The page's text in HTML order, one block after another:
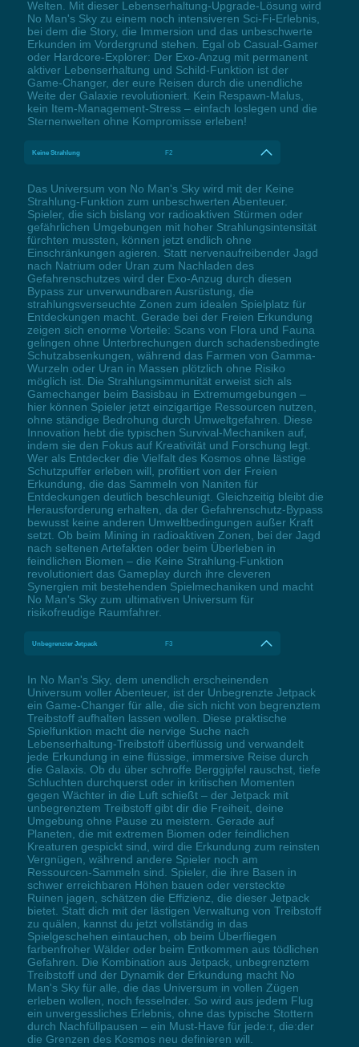
Welten. Mit dieser Lebenserhaltung-Upgrade-Lösung wird
No Man's Sky zu einem noch intensiveren Sci-Fi-Erlebnis,
bei dem die Story, die Immersion und das unbeschwerte
Erkunden im Vordergrund stehen. Egal ob Casual-Gamer
oder Hardcore-Explorer: Der Exo-Anzug mit permanent
aktiver Lebenserhaltung und Schild-Funktion ist der
Game-Changer, der eure Reisen durch die unendliche
Weite der Galaxie revolutioniert. Kein Respawn-Malus,
kein Item-Management-Stress – einfach loslegen und die
Sternenwelten ohne Kompromisse erleben!
Keine Strahlung F2
Das Universum von No Man's Sky wird mit der Keine
Strahlung-Funktion zum unbeschwerten Abenteuer.
Spieler, die sich bislang vor radioaktiven Stürmen oder
gefährlichen Umgebungen mit hoher Strahlungsintensität
fürchten mussten, können jetzt endlich ohne
Einschränkungen agieren. Statt nervenaufreibender Jagd
nach Natrium oder Uran zum Nachladen des
Gefahrenschutzes wird der Exo-Anzug durch diesen
Bypass zur unverwundbaren Ausrüstung, die
strahlungsverseuchte Zonen zum idealen Spielplatz für
Entdeckungen macht. Gerade bei der Freien Erkundung
zeigen sich enorme Vorteile: Scans von Flora und Fauna
gelingen ohne Unterbrechungen durch schadensbedingte
Schutzabsenkungen, während das Farmen von Gamma-
Wurzeln oder Uran in Massen plötzlich ohne Risiko
möglich ist. Die Strahlungsimmunität erweist sich als
Gamechanger beim Basisbau in Extremumgebungen –
hier können Spieler jetzt einzigartige Ressourcen nutzen,
ohne ständige Bedrohung durch Umweltgefahren. Diese
Innovation hebt die typischen Survival-Mechaniken auf,
indem sie den Fokus auf Kreativität und Forschung legt.
Wer als Entdecker die Vielfalt des Kosmos ohne lästige
Schutzpuffer erleben will, profitiert von der Freien
Erkundung, die das Sammeln von Naniten für
Entdeckungen deutlich beschleunigt. Gleichzeitig bleibt die
Herausforderung erhalten, da der Gefahrenschutz-Bypass
bewusst keine anderen Umweltbedingungen außer Kraft
setzt. Ob beim Mining in radioaktiven Zonen, bei der Jagd
nach seltenen Artefakten oder beim Überleben in
feindlichen Biomen – die Keine Strahlung-Funktion
revolutioniert das Gameplay durch ihre cleveren
Synergien mit bestehenden Spielmechaniken und macht
No Man's Sky zum ultimativen Universum für
risikofreudige Raumfahrer.
Unbegrenzter Jetpack F3
In No Man's Sky, dem unendlich erscheinenden
Universum voller Abenteuer, ist der Unbegrenzte Jetpack
ein Game-Changer für alle, die sich nicht von begrenztem
Treibstoff aufhalten lassen wollen. Diese praktische
Spielfunktion macht die nervige Suche nach
Lebenserhaltung-Treibstoff überflüssig und verwandelt
jede Erkundung in eine flüssige, immersive Reise durch
die Galaxis. Ob du über schroffe Berggipfel rauschst, tiefe
Schluchten durchquerst oder in kritischen Momenten
gegen Wächter in die Luft schießt – der Jetpack mit
unbegrenztem Treibstoff gibt dir die Freiheit, deine
Umgebung ohne Pause zu meistern. Gerade auf
Planeten, die mit extremen Biomen oder feindlichen
Kreaturen gespickt sind, wird die Erkundung zum reinsten
Vergnügen, während andere Spieler noch am
Ressourcen-Sammeln sind. Spieler, die ihre Basen in
schwer erreichbaren Höhen bauen oder versteckte
Ruinen jagen, schätzen die Effizienz, die dieser Jetpack
bietet. Statt dich mit der lästigen Verwaltung von Treibstoff
zu quälen, kannst du jetzt vollständig in das
Spielgeschehen eintauchen, ob beim Überfliegen
farbenfroher Wälder oder beim Entkommen aus tödlichen
Gefahren. Die Kombination aus Jetpack, unbegrenztem
Treibstoff und der Dynamik der Erkundung macht No
Man's Sky für alle, die das Universum in vollen Zügen
erleben wollen, noch fesselnder. So wird aus jedem Flug
ein unvergessliches Erlebnis, ohne das typische Stottern
durch Nachfüllpausen – ein Must-Have für jede:r, die:der
die Grenzen des Kosmos neu definieren will.